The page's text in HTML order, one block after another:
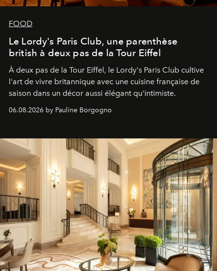
FOOD
Le Lordy's Paris Club, une parenthèse
british à deux pas de la Tour Eiffel
À deux pas de la Tour Eiffel, le Lordy's Paris Club cultive
l'art de vivre britannique avec une cuisine française de
saison dans un décor aussi élégant qu'intimiste.
06.08.2026 by Pauline Borgogno